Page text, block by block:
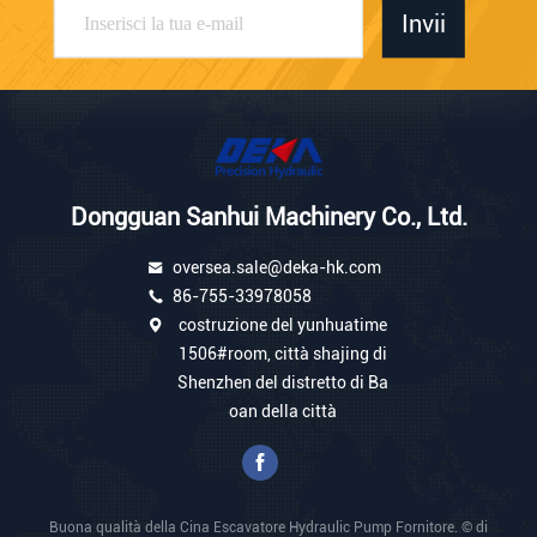
Invii
Dongguan Sanhui Machinery Co., Ltd.
oversea.sale@deka-hk.com
86-755-33978058
costruzione del yunhuatime
1506#room, città shajing di
Shenzhen del distretto di Ba
oan della città
Buona qualità della Cina Escavatore Hydraulic Pump Fornitore. © di